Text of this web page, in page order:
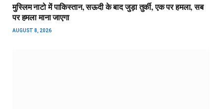
मुस्लिम नाटो में पाकिस्तान, सऊदी के बाद जुड़ा तुर्की, एक पर हमला, सब
पर हमला माना जाएगा
AUGUST 8, 2026